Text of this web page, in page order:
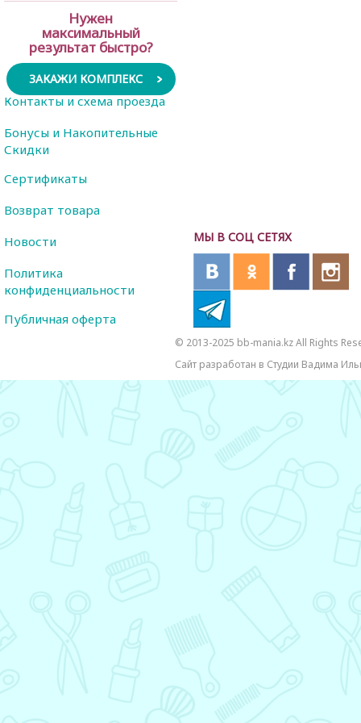
Нужен
максимальный
результат быстро?
ЗАКАЖИ КОМПЛЕКС
МЫ В СОЦ СЕТЯХ
Контакты и схема проезда
Бонусы и Накопительные
Скидки
Сертификаты
Возврат товара
Новости
Политика
конфиденциальности
Публичная оферта
© 2013-2025 bb-mania.kz All Rights
Сайт разработан в Студии Вадима